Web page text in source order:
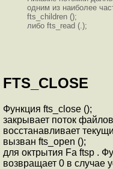
одним из наиболее
fts_children ();
либо fts_read (.);
FTS_CLOSE
Функция fts_close ();
закрывает поток
восстанавливает
вызван fts_open ();
для октрытия Fa ftsp .
возвращает 0 в случае